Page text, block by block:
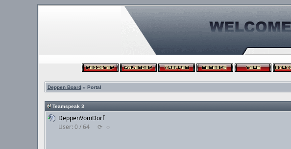
Deppen Board» Portal
Teamspeak 3
DeppenVomDorf
User: 0 / 64
⟳ ◌